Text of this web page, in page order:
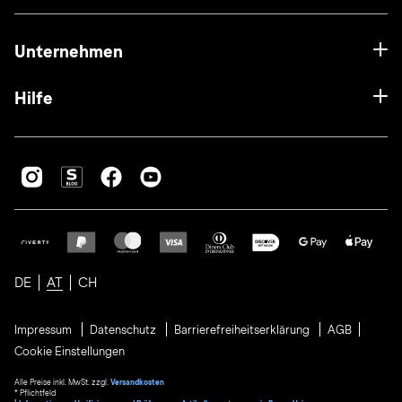
Unternehmen
Hilfe
DE AT CH
Impressum Datenschutz Barrierefreiheitserklärung
AGB
Cookie Einstellungen
Alle Preise inkl. MwSt. zzgl. Versandkosten
* Pflichtfeld